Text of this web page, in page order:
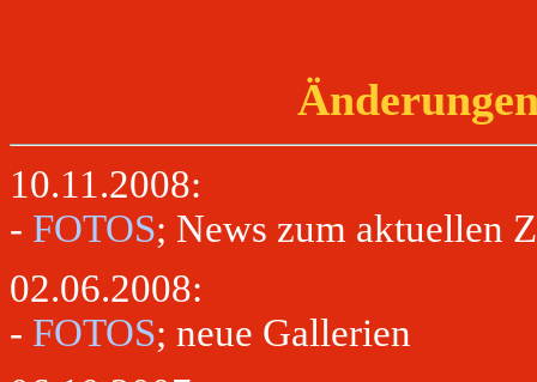
10.11.2008:
- FOTOS; News zum aktuellen
02.06.2008:
- FOTOS; neue Gallerien